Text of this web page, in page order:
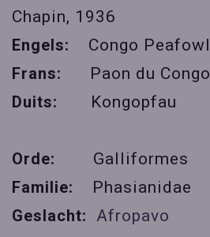
Chapin, 1936
Engels: Congo Peafowl
Frans: Paon du Congo
Duits: Kongopfau
Orde: Galliformes
Familie: Phasianidae
Geslacht:
Afropavo